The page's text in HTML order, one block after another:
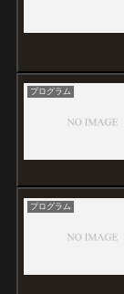
プログラム
プログラム